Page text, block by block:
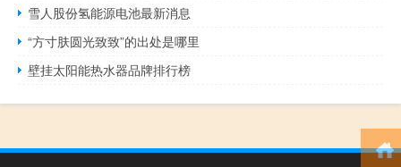
雪人股份氢能源电池最新消息
“方寸肤圆光致致”的出处是哪里
壁挂太阳能热水器品牌排行榜